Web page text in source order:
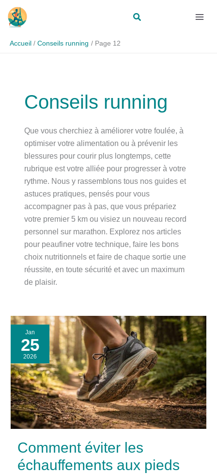
Accueil
Conseils running Page 12
Conseils running
Que vous cherchiez à améliorer votre foulée, à
optimiser votre alimentation ou à prévenir les
blessures pour courir plus longtemps, cette
rubrique est votre alliée pour progresser à votre
rythme. Nous y rassemblons tous nos guides et
astuces pratiques, pensés pour vous
accompagner pas à pas, que vous prépariez
votre premier 5 km ou visiez un nouveau record
personnel sur marathon. Explorez nos articles
pour peaufiner votre technique, faire les bons
choix nutritionnels et faire de chaque sortie une
réussite, en toute sécurité et avec un maximum
de plaisir.
Jan
25
2026
Comment éviter les
échauffements aux pieds
Rechercher